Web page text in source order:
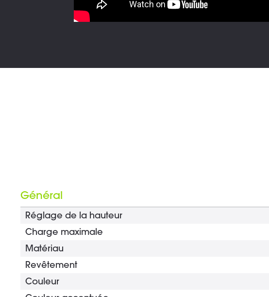
Général
Réglage de la hauteur
Charge maximale
Matériau
Revêtement
Couleur